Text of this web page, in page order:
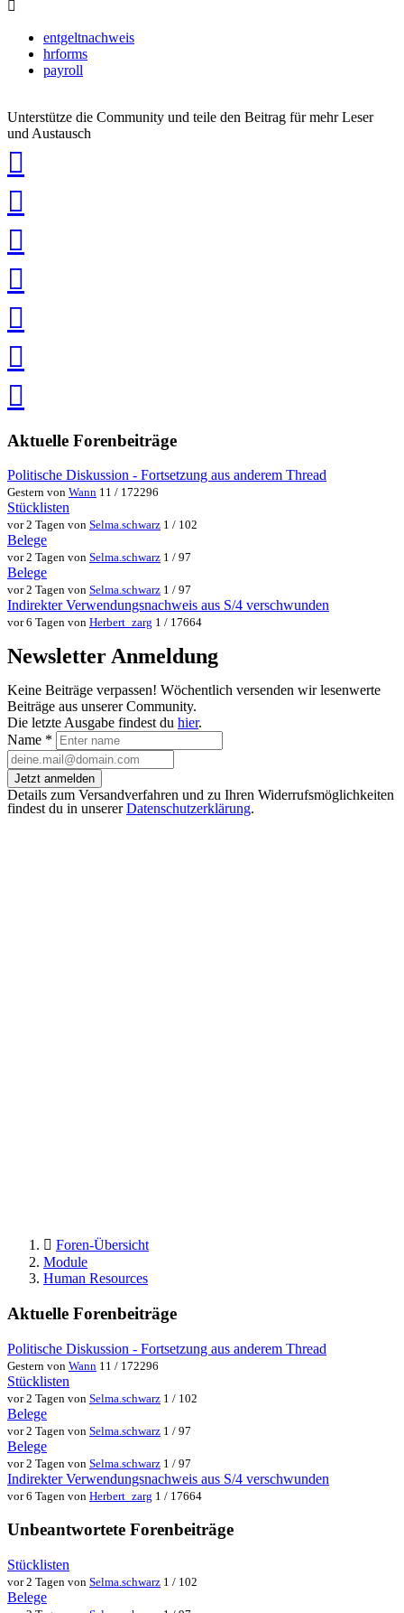
entgeltnachweis
hrforms
payroll
Unterstütze die Community und teile den Beitrag für mehr Leser
und Austausch
teilen
teilen
teilen
teilen
speichern
via
teilenteilen
Aktuelle Forenbeiträge
Politische Diskussion - Fortsetzung aus anderem Thread
Gestern von Wann 11 / 172296
Stücklisten
vor 2 Tagen von Selma.schwarz 1 / 102
Belege
vor 2 Tagen von Selma.schwarz 1 / 97
Belege
vor 2 Tagen von Selma.schwarz 1 / 97
Indirekter Verwendungsnachweis aus S/4 verschwunden
vor 6 Tagen von Herbert_zarg 1 / 17664
Newsletter Anmeldung
Keine Beiträge verpassen! Wöchentlich versenden wir lesenwerte
Beiträge aus unserer Community.
Die letzte Ausgabe findest du hier.
Name *
Jetzt anmelden
Details zum Versandverfahren und zu Ihren Widerrufsmöglichkeiten
findest du in unsererDatenschutzerklärung.
Foren-Übersicht
Module
Human Resources
Aktuelle Forenbeiträge
Politische Diskussion - Fortsetzung aus anderem Thread
Gestern von Wann 11 / 172296
Stücklisten
vor 2 Tagen von Selma.schwarz 1 / 102
Belege
vor 2 Tagen von Selma.schwarz 1 / 97
Belege
vor 2 Tagen von Selma.schwarz 1 / 97
Indirekter Verwendungsnachweis aus S/4 verschwunden
vor 6 Tagen von Herbert_zarg 1 / 17664
Unbeantwortete Forenbeiträge
Stücklisten
vor 2 Tagen von Selma.schwarz 1 / 102
Belege